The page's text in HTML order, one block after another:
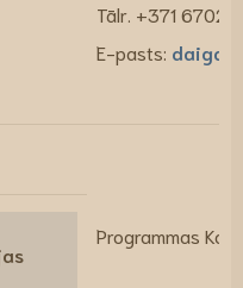
Tālr. +371
E-pasts:
Programmas